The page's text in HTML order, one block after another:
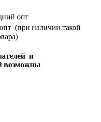
опт
(при наличии такой
и
возможны